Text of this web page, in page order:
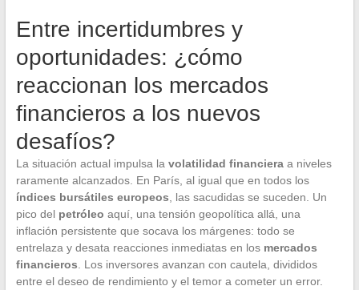
Entre incertidumbres y
oportunidades: ¿cómo
reaccionan los mercados
financieros a los nuevos
desafíos?
La situación actual impulsa la volatilidad financieraa niveles
raramente alcanzados. En París, al igual que en todos los
índices bursátiles europeos , las sacudidas se suceden. Un
pico del petróleo aquí, una tensión geopolítica allá, una
inflación persistente que socava los márgenes: todo se
entrelaza y desata reacciones inmediatas en los mercados
financieros . Los inversores avanzan con cautela, divididos
entre el deseo de rendimiento y el temor a cometer un error.